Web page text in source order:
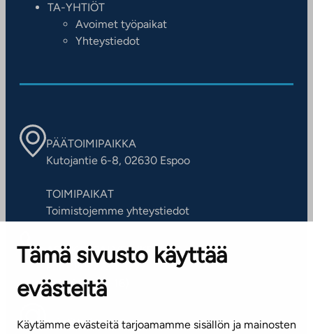
Tämä sivusto käyttää
evästeitä
Käytämme evästeitä tarjoamamme sisällön ja mainosten
TA-YHTIÖT
Avoimet työpaikat
Yhteystiedot
PÄÄTOIMIPAIKKA
Kutojantie 6-8, 02630 Espoo
TOIMIPAIKAT
Toimistojemme yhteystiedot
ASIAKASPALVELUKESKUS
Puh. 045 7734 3777
(arkisin klo 8-16)
info@ta.fi